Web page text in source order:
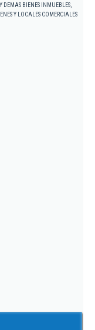
DEMAS BIENES INMUEBLES,
Y LOCALES COMERCIALES